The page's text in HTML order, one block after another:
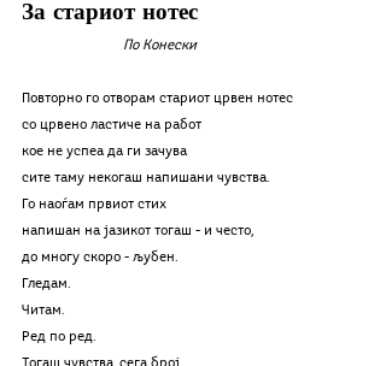
За стариот нотес
По Конески
Повторно го отворам стариот црвен нотес
со црвено ластиче на работ
кое не успеа да ги зачува
сите таму некогаш напишани чувства.
Го наоѓам првиот стих
напишан на јазикот тогаш - и често,
до многу скоро - љубен.
Гледам.
Читам.
Ред по ред.